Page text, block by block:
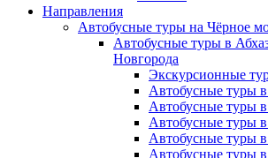
Направления
Автобусные туры на Чёрное
Автобусные туры в
Новгорода
Экскурсионные
Автобусные туры
Автобусные туры
Автобусные туры в
Автобусные туры
Автобусные туры